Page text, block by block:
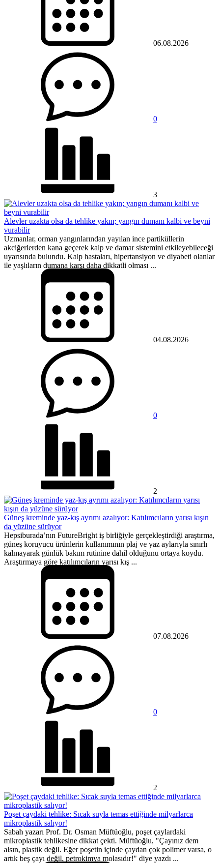
06.08.2026
0
3
Alevler uzakta olsa da tehlike yakın; yangın dumanı kalbi ve beyni
vurabilir
Uzmanlar, orman yangınlarından yayılan ince partiküllerin
akciğerlerden kana geçerek kalp ve damar sistemini etkileyebileceği
uyarısında bulundu. Kalp hastaları, hipertansiyon ve diyabeti olanlar
ile yaşlıların dumana karşı daha dikkatli olması ...
04.08.2026
0
2
Güneş kreminde yaz-kış ayrımı azalıyor: Katılımcıların yarısı kışın
da yüzüne sürüyor
Hepsiburada’nın FutureBright iş birliğiyle gerçekleştirdiği araştırma,
güneş koruyucu ürünlerin kullanımının plaj ve yaz aylarıyla sınırlı
kalmayarak günlük bakım rutinine dahil olduğunu ortaya koydu.
Araştırmaya göre katılımcıların yarısı kış ...
07.08.2026
0
2
Poşet çaydaki tehlike: Sıcak suyla temas ettiğinde milyarlarca
mikroplastik salıyor!
Sabah yazarı Prof. Dr. Osman Müftüoğlu, poşet çaylardaki
mikroplastik tehlikesine dikkat çekti. Müftüoğlu, "Çayınız dem
alsın, plastik değil. Eğer poşetin içinde çaydan çok polimer varsa, o
artık beş çayı değil, petrokimya molasıdır!" diye yazdı ...